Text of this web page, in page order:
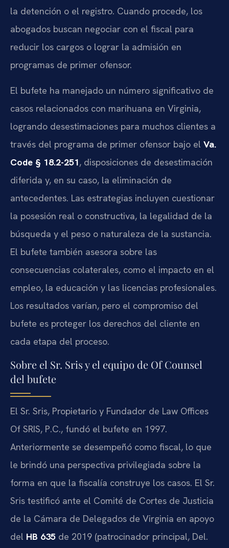
la detención o el registro. Cuando procede, los
abogados buscan negociar con el fiscal para
reducir los cargos o lograr la admisión en
programas de primer ofensor.
El bufete ha manejado un número significativo de
casos relacionados con marihuana en Virginia,
logrando desestimaciones para muchos clientes a
través del programa de primer ofensor bajo el Va.
Code § 18.2-251, disposiciones de desestimación
diferida y, en su caso, la eliminación de
antecedentes. Las estrategias incluyen cuestionar
la posesión real o constructiva, la legalidad de la
búsqueda y el peso o naturaleza de la sustancia.
El bufete también asesora sobre las
consecuencias colaterales, como el impacto en el
empleo, la educación y las licencias profesionales.
Los resultados varían, pero el compromiso del
bufete es proteger los derechos del cliente en
cada etapa del proceso.
Sobre el Sr. Sris y el equipo de Of Counsel
del bufete
El Sr. Sris, Propietario y Fundador de Law Offices
Of SRIS, P.C., fundó el bufete en 1997.
Anteriormente se desempeñó como fiscal, lo que
le brindó una perspectiva privilegiada sobre la
forma en que la fiscalía construye los casos. El Sr.
Sris testificó ante el Comité de Cortes de Justicia
de la Cámara de Delegados de Virginia en apoyo
del HB 635 de 2019 (patrocinador principal, Del.